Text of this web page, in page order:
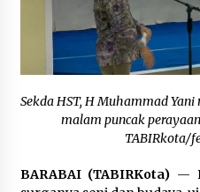
Pelajar di HST
Kejaksaan, Ada
Agustus 4,
Sekda HST, H Muhammad
malam puncak
TABIRkota/
BARABAI (TABIRKota) —